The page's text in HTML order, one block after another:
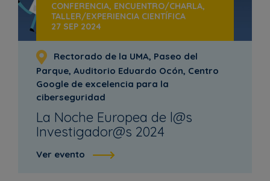
CONFERENCIA, ENCUENTRO/CHARLA,
TALLER/EXPERIENCIA CIENTÍFICA
27 SEP 2024
Rectorado de la UMA, Paseo del
Parque, Auditorio Eduardo Ocón, Centro
Google de excelencia para la
ciberseguridad
La Noche Europea de l@s
Investigador@s 2024
Ver evento